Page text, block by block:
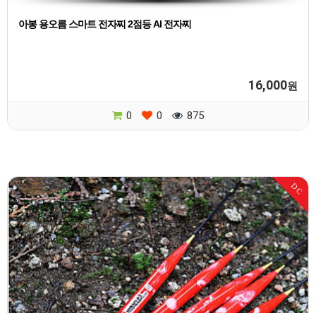
아봉 용오름 스마트 전자찌 2점등 AI 전자찌
16,000원
0 0 875
DC